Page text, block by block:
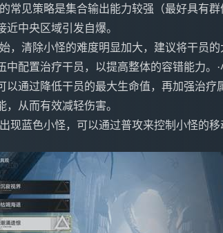
常见策略是集合输出能力较强（最好具有
近中央区域引发自爆。
，清除小怪的难度明显加大，建议将干员
中配置治疗干员，以提高整体的容错能力。
以通过降低干员的最大生命值，再加强治疗
，从而有效减轻伤害。
现蓝色小怪，可以通过普攻来控制小怪的